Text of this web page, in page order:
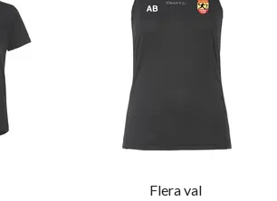
Flera val